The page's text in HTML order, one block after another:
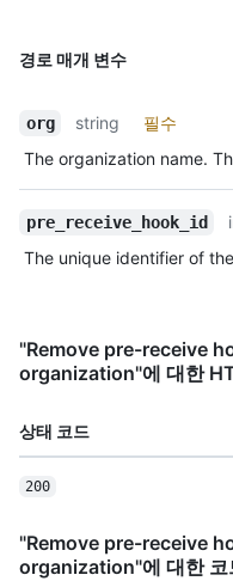
경로 매개 변수
org string
필수
The organization name.
pre_receive_hook_id
The unique identifier of
"Remove pre-receive
organization"에 대한
상태 코드
200
"Remove pre-receive
organization"에 대한 코